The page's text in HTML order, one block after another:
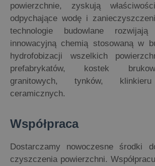
powierzchnie, zyskują
odpychające wodę i
technologie budowlane
innowacyjną chemią stosowaną w
hydrofobizacji wszelkich
prefabrykatów, kostek
granitowych, tynków,
ceramicznych.
Współpraca
Dostarczamy nowoczesne środki
czyszczenia powierzchni.